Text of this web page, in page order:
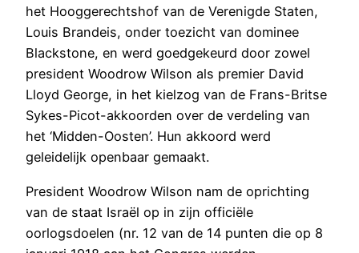
het Hooggerechtshof van de Verenigde Staten,
Louis Brandeis, onder toezicht van dominee
Blackstone, en werd goedgekeurd door zowel
president Woodrow Wilson als premier David
Lloyd George, in het kielzog van de Frans-Britse
Sykes-Picot-akkoorden over de verdeling van
het ‘Midden-Oosten’. Hun akkoord werd
geleidelijk openbaar gemaakt.
President Woodrow Wilson nam de oprichting
van de staat Israël op in zijn officiële
oorlogsdoelen (nr. 12 van de 14 punten die op 8